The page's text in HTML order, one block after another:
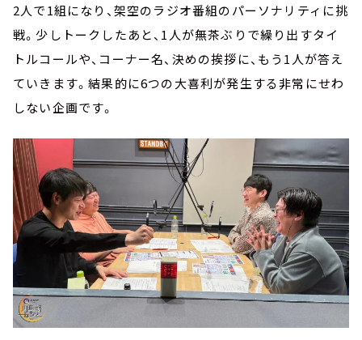
2人で1組になり、架空のラジオ番組のパーソナリティに挑
戦。少しトークしたあと、1人が無茶ぶりで繰り出すタイ
トルコールや、コーナー名、決めの挨拶に、もう1人が答え
ていきます。結果的に6つの大喜利が発生する非常にせわ
しない企画です。